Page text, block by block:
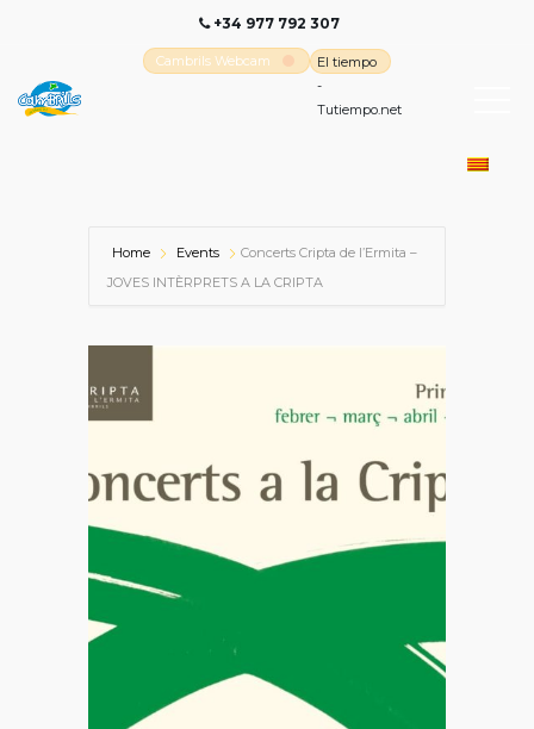
+34 977 792 307
Cambrils Webcam
El tiempo
-
Tutiempo.net
Home Events
Concerts Cripta de l’Ermita –
JOVES INTÈRPRETS A LA CRIPTA